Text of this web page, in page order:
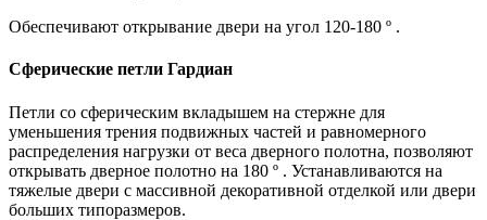
Обеспечивают открывание двери на угол 120-180 º .
Сферические петли Гардиан
Петли со сферическим вкладышем на стержне для
уменьшения трения подвижных частей и равномерного
распределения нагрузки от веса дверного полотна, позволяют
открывать дверное полотно на 180 º . Устанавливаются на
тяжелые двери с массивной декоративной отделкой или двери
больших типоразмеров.